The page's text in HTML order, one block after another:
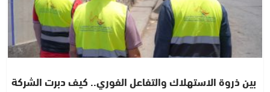
بين ذروة الاستهلاك والتفاعل الفوري.. كيف دبرت الشركة